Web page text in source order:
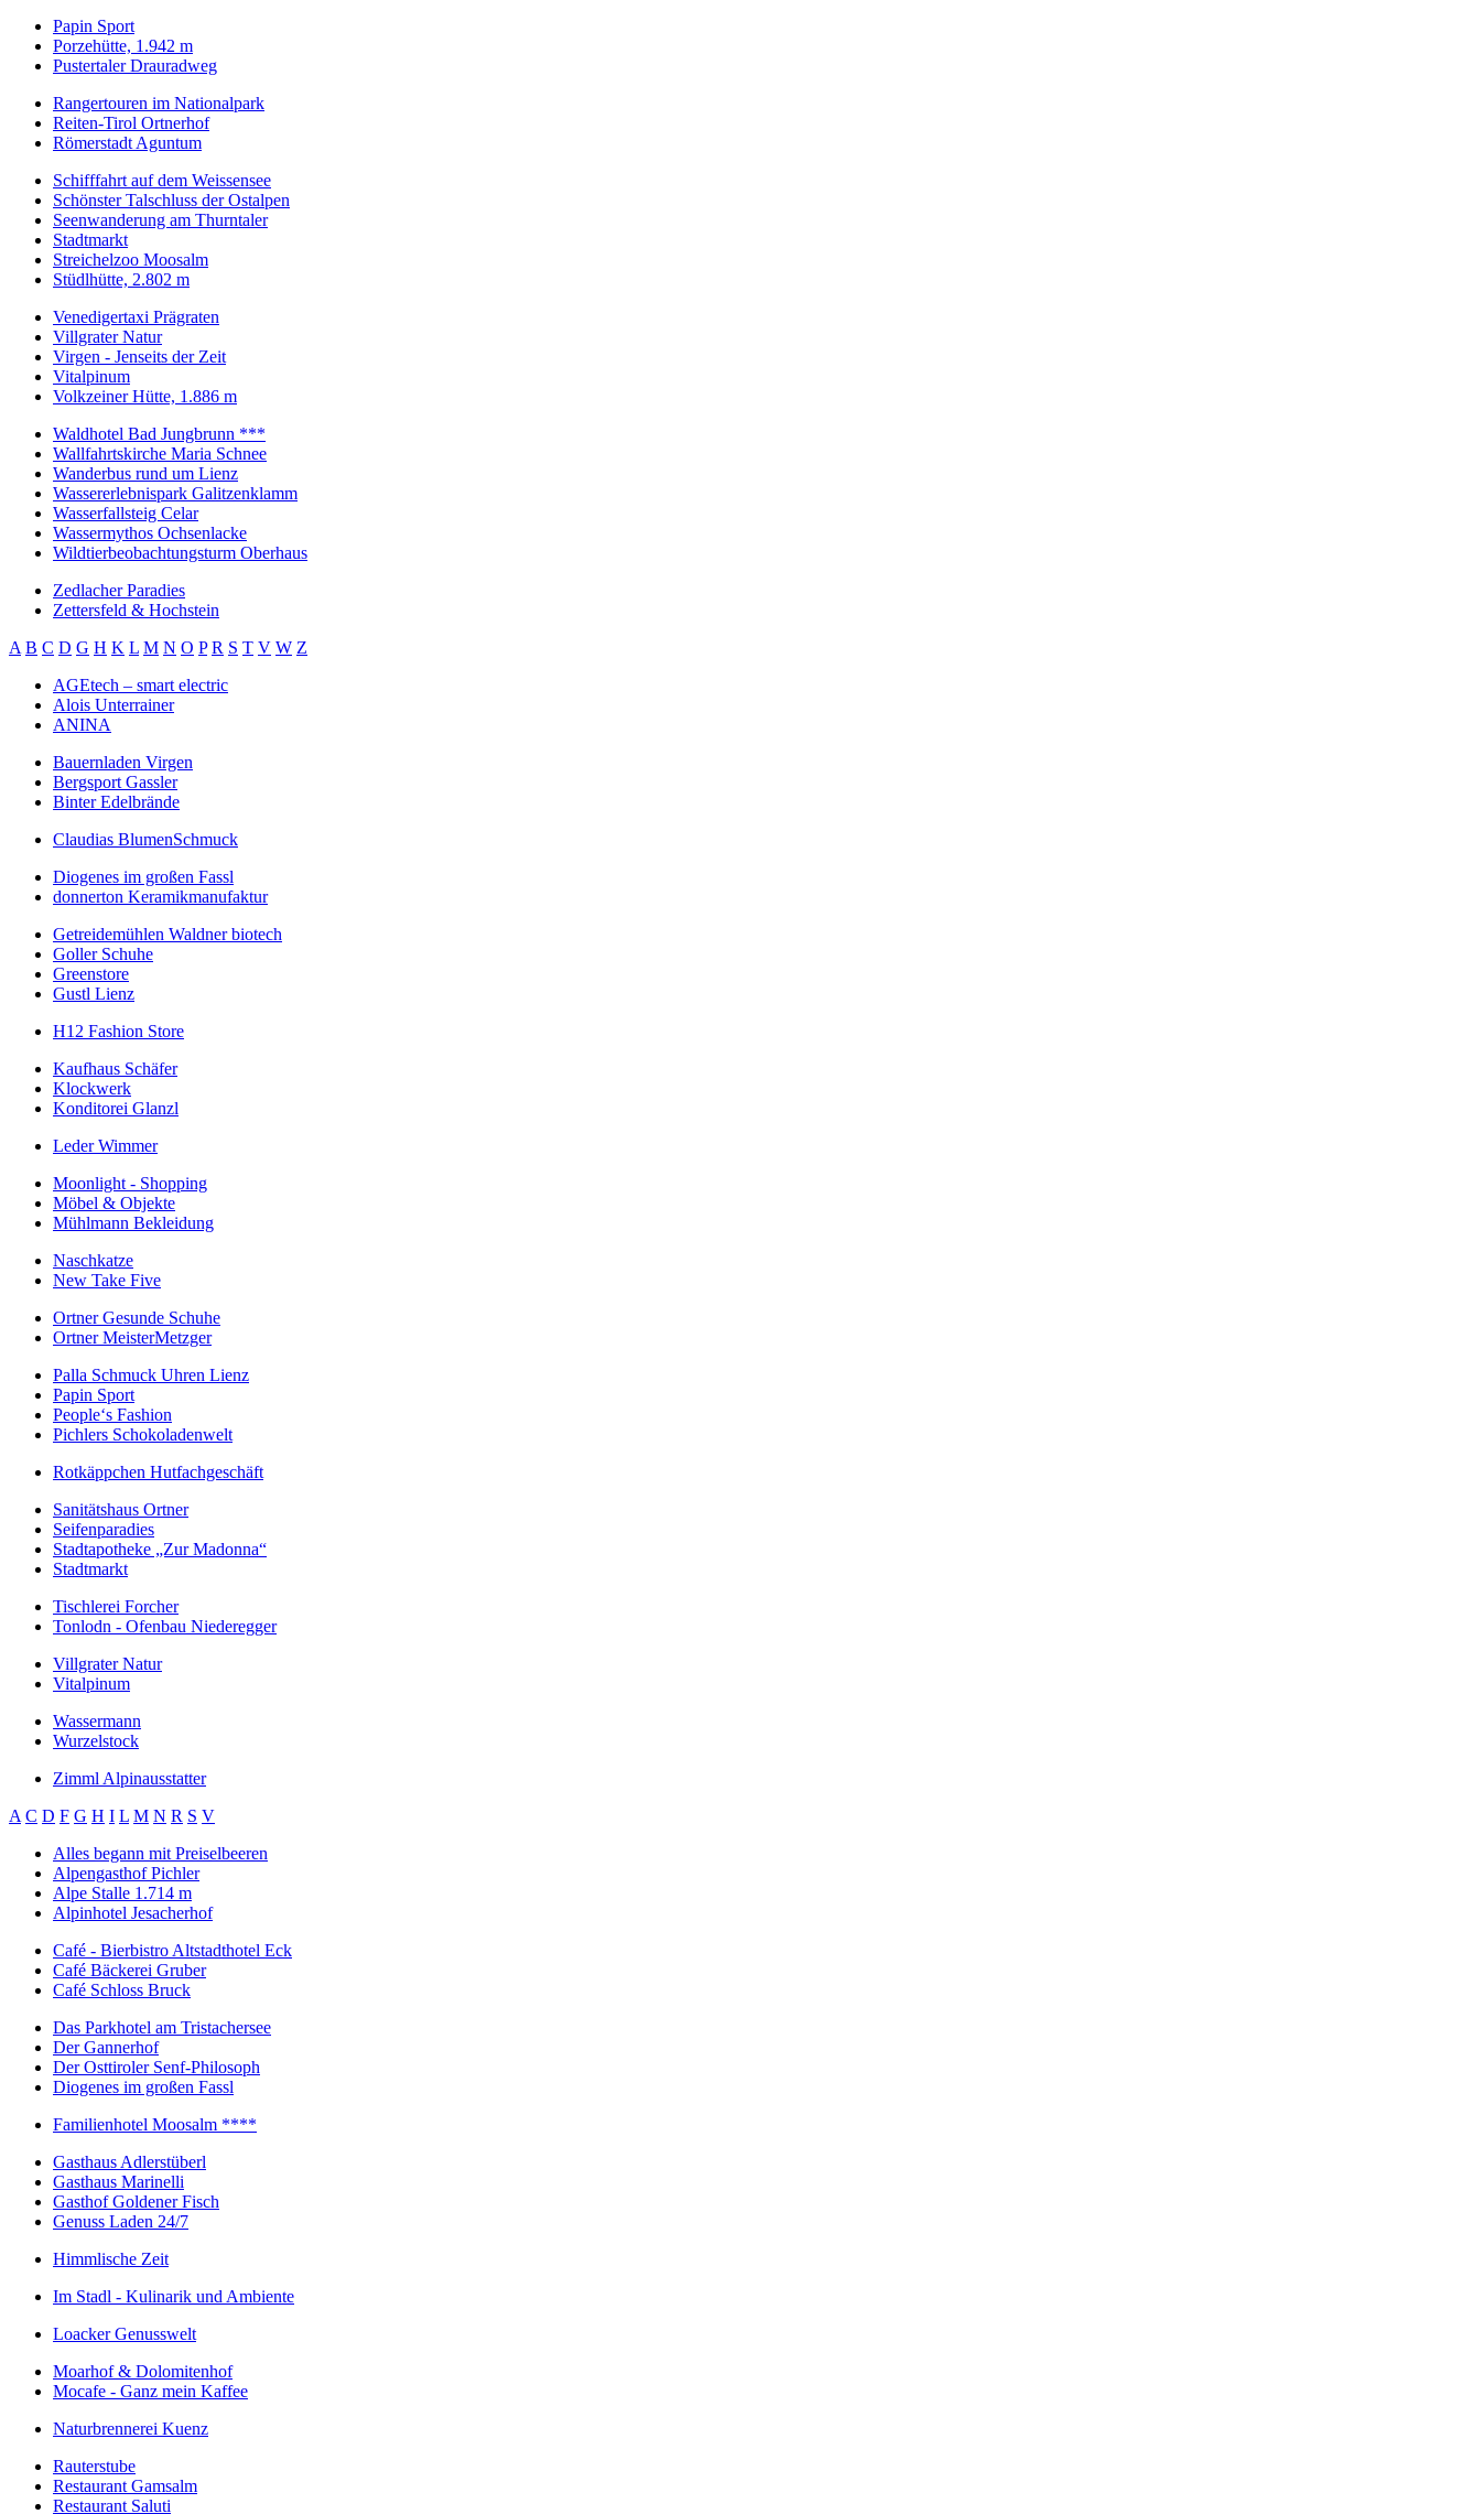
Papin Sport
Porzehütte, 1.942 m
Pustertaler Drauradweg
Rangertouren im Nationalpark
Reiten-Tirol Ortnerhof
Römerstadt Aguntum
Schifffahrt auf dem Weissensee
Schönster Talschluss der Ostalpen
Seenwanderung am Thurntaler
Stadtmarkt
Streichelzoo Moosalm
Stüdlhütte, 2.802 m
Venedigertaxi Prägraten
Villgrater Natur
Virgen - Jenseits der Zeit
Vitalpinum
Volkzeiner Hütte, 1.886 m
Waldhotel Bad Jungbrunn ***
Wallfahrtskirche Maria Schnee
Wanderbus rund um Lienz
Wassererlebnispark Galitzenklamm
Wasserfallsteig Celar
Wassermythos Ochsenlacke
Wildtierbeobachtungsturm Oberhaus
Zedlacher Paradies
Zettersfeld & Hochstein
A B C D G H K L M N O P R S T V W Z
AGEtech – smart electric
Alois Unterrainer
ANINA
Bauernladen Virgen
Bergsport Gassler
Binter Edelbrände
Claudias BlumenSchmuck
Diogenes im großen Fassl
donnerton Keramikmanufaktur
Getreidemühlen Waldner biotech
Goller Schuhe
Greenstore
Gustl Lienz
H12 Fashion Store
Kaufhaus Schäfer
Klockwerk
Konditorei Glanzl
Leder Wimmer
Moonlight - Shopping
Möbel & Objekte
Mühlmann Bekleidung
Naschkatze
New Take Five
Ortner Gesunde Schuhe
Ortner MeisterMetzger
Palla Schmuck Uhren Lienz
Papin Sport
People‘s Fashion
Pichlers Schokoladenwelt
Rotkäppchen Hutfachgeschäft
Sanitätshaus Ortner
Seifenparadies
Stadtapotheke „Zur Madonna“
Stadtmarkt
Tischlerei Forcher
Tonlodn - Ofenbau Niederegger
Villgrater Natur
Vitalpinum
Wassermann
Wurzelstock
Zimml Alpinausstatter
A C D F G H I L M N R S V
Alles begann mit Preiselbeeren
Alpengasthof Pichler
Alpe Stalle 1.714 m
Alpinhotel Jesacherhof
Café - Bierbistro Altstadthotel Eck
Café Bäckerei Gruber
Café Schloss Bruck
Das Parkhotel am Tristachersee
Der Gannerhof
Der Osttiroler Senf-Philosoph
Diogenes im großen Fassl
Familienhotel Moosalm ****
Gasthaus Adlerstüberl
Gasthaus Marinelli
Gasthof Goldener Fisch
Genuss Laden 24/7
Himmlische Zeit
Im Stadl - Kulinarik und Ambiente
Loacker Genusswelt
Moarhof & Dolomitenhof
Mocafe - Ganz mein Kaffee
Naturbrennerei Kuenz
Rauterstube
Restaurant Gamsalm
Restaurant Saluti